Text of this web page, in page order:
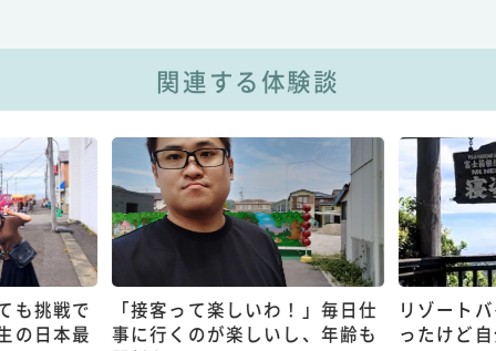
関連する体験談
も挑戦で
の日本最
「接客って楽しいわ！」毎日仕
事に行くのが楽しいし、年齢も
リゾート
ったけど